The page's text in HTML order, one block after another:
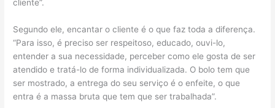
cliente”.
Segundo ele, encantar o cliente é o que faz toda a diferença.
“Para isso, é preciso ser respeitoso, educado, ouvi-lo,
entender a sua necessidade, perceber como ele gosta de ser
atendido e tratá-lo de forma individualizada. O bolo tem que
ser mostrado, a entrega do seu serviço é o enfeite, o que
entra é a massa bruta que tem que ser trabalhada”.